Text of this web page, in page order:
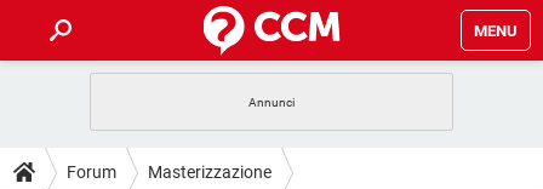
MENU
INTRATTENIMENTO ANDROID
GUIDE
Forum Masterizzazione